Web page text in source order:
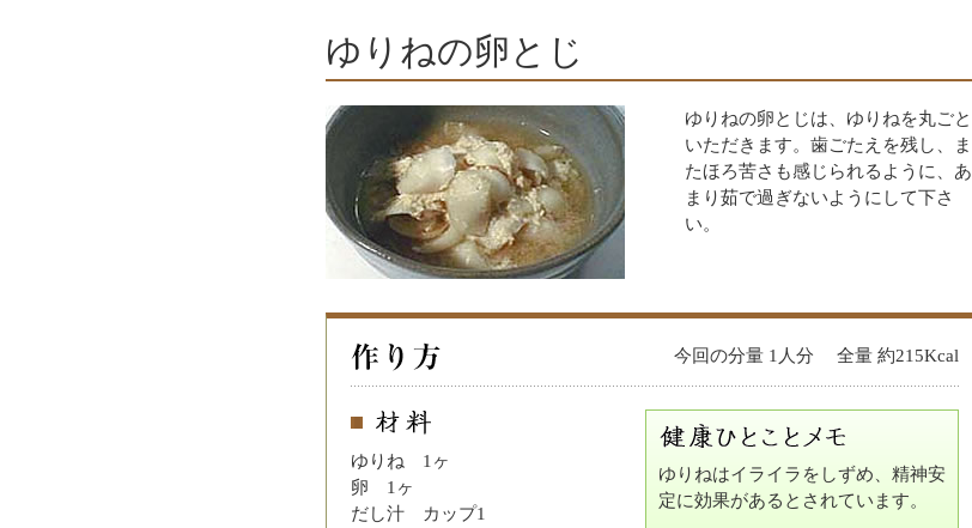
ゆりねの卵とじ
ゆりねの卵とじは、ゆりねを丸ごと
いただきます。歯ごたえを残し、ま
たほろ苦さも感じられるように、あ
まり茹で過ぎないようにして下さ
い。
今回の分量 1人分 全量 約215Kcal
ゆりね 1ヶ
卵 1ヶ
だし汁 カップ1
ゆりねはイライラをしずめ、精神安
定に効果があるとされています。